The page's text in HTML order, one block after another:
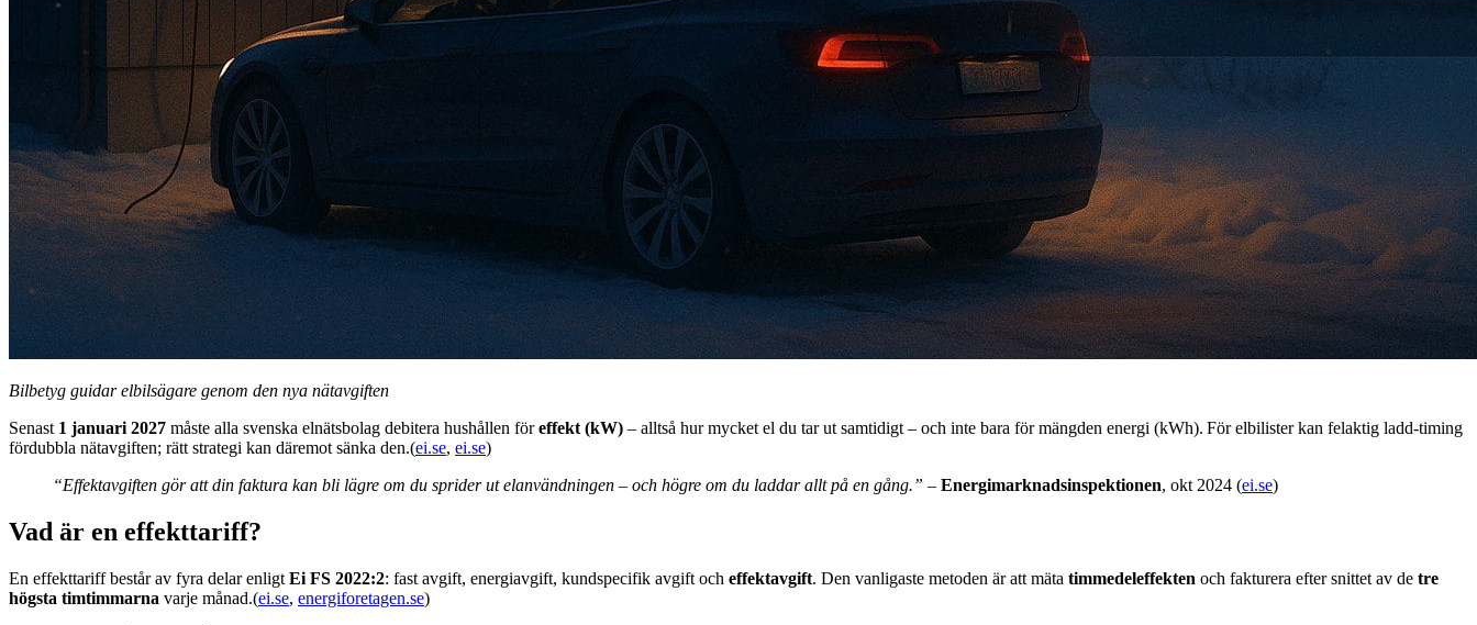
Bilbetyg guidar elbilsägare genom den nya nätavgiften
Senast 1 januari 2027 måste alla svenska elnätsbolag debitera hushållen föreffekt (kW) – alltså hur mycket el du tar ut samtidigt – och inte bara för mängden energi (kWh). För elbilister kan felaktig ladd‑timing
fördubbla nätavgiften; rätt strategi kan däremot sänka den.(ei.se, ei.se)
“Effektavgiften gör att din faktura kan bli lägre om du sprider ut elanvändningen – och högre om du laddar allt på en gång.” – Energimarknadsinspektionen, okt 2024 (ei.se)
Vad är en effekttariff?
En effekttariff består av fyra delar enligt Ei FS 2022:2: fast avgift, energiavgift, kundspecifik avgift och effektavgift. Den vanligaste metoden är att mäta timmedeleffekten och fakturera efter snittet av de tre
högsta timtimmarna varje månad.(ei.se, energiforetagen.se)